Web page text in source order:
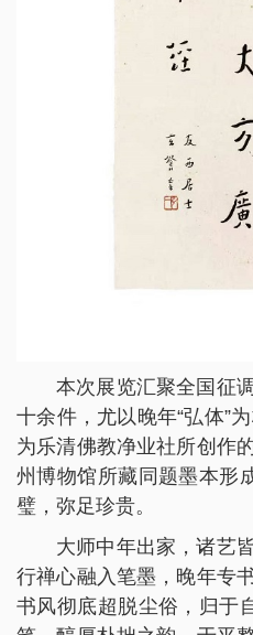
本次展览汇聚全国征
十余件，尤以晚年“弘体”
为乐清佛教净业社所创作
州博物馆所藏同题墨本形
璧，弥足珍贵。
大师中年出家，诸艺
行禅心融入笔墨，晚年专
书风彻底超脱尘俗，归于